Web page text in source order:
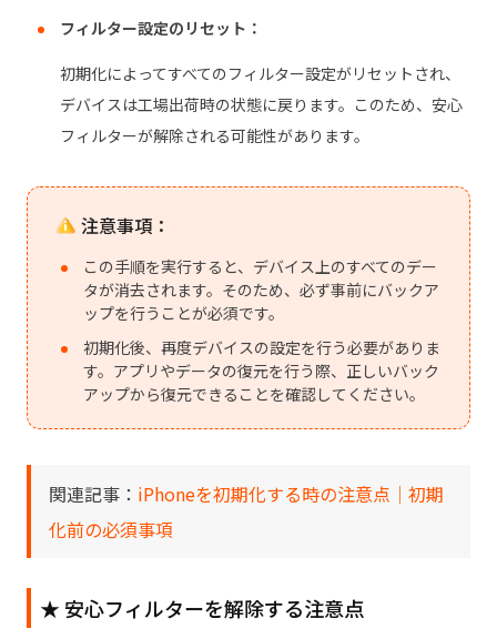
フィルター設定のリセット：
初期化によってすべてのフィルター設定がリセットされ、
デバイスは工場出荷時の状態に戻ります。このため、安心
フィルターが解除される可能性があります。
注意事項：
この手順を実行すると、デバイス上のすべてのデー
タが消去されます。そのため、必ず事前にバックア
ップを行うことが必須です。
初期化後、再度デバイスの設定を行う必要がありま
す。アプリやデータの復元を行う際、正しいバック
アップから復元できることを確認してください。
関連記事： iPhoneを初期化する時の注意点│初期
化前の必須事項
★ 安心フィルターを解除する注意点